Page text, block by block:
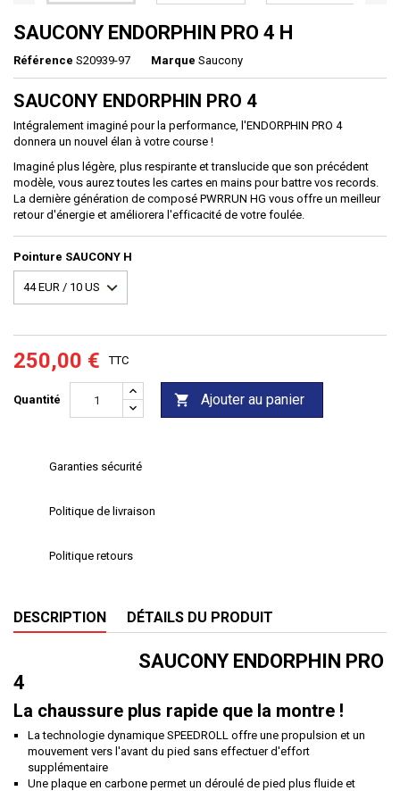
SAUCONY ENDORPHIN PRO 4 H
Référence S20939-97 Marque Saucony
SAUCONY ENDORPHIN PRO 4
Intégralement imaginé pour la performance, l'ENDORPHIN PRO 4
donnera un nouvel élan à votre course !
Imaginé plus légère, plus respirante et translucide que son précédent
modèle, vous aurez toutes les cartes en mains pour battre vos records.
La dernière génération de composé PWRRUN HG vous offre un meilleur
retour d'énergie et améliorera l'efficacité de votre foulée.
Pointure SAUCONY H
250,00 € TTC
Quantité  Ajouter au panier
Garanties sécurité
Politique de livraison
Politique retours
DESCRIPTION DÉTAILS DU PRODUIT
SAUCONY ENDORPHIN PRO
4
La chaussure plus rapide que la montre !
La technologie dynamique SPEEDROLL offre une propulsion et un
mouvement vers l'avant du pied sans effectuer d'effort
supplémentaire
Une plaque en carbone permet un déroulé de pied plus fluide et